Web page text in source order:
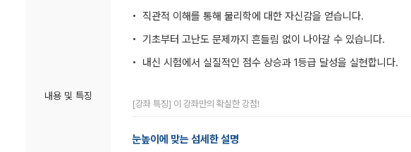
내용 및 특징
• 직관적 이해를 통해 물리학에 대한 자신감을 얻습니다.
• 기초부터 고난도 문제까지 흔들림 없이 나아갈 수 있습니다.
• 내신 시험에서 실질적인 점수 상승과 1등급 달성을 실현합니다.
[강좌 특징] 이 강좌만의 확실한 강점!
눈높이에 맞는 섬세한 설명